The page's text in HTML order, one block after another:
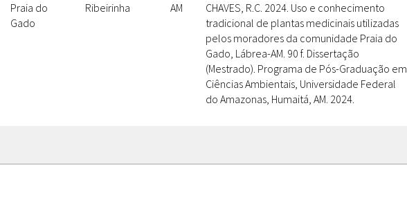
Praia do
Gado
Ribeirinha AM
CHAVES, R.C. 2024. Uso e conhecimento
tradicional de plantas medicinais utilizadas
pelos moradores da comunidade Praia do
Gado, Lábrea-AM. 90 f. Dissertação
(Mestrado). Programa de Pós-Graduação em
Ciências Ambientais, Universidade Federal
do Amazonas, Humaitá, AM. 2024.